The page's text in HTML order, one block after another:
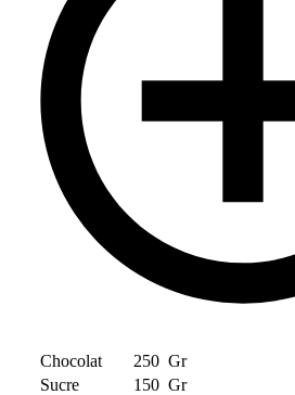
Chocolat 250 Gr
Sucre
150 Gr